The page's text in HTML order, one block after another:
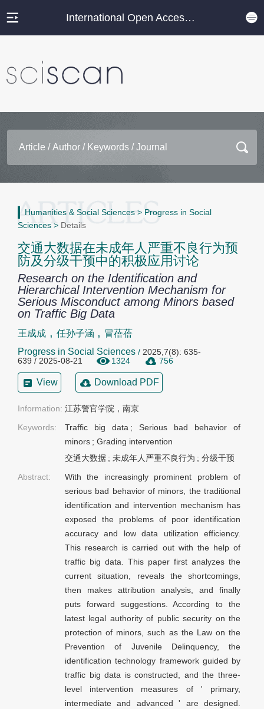
International Open Access Journal Platform
Humanities & Social Sciences > Progress in Social
Sciences > Details
交通大数据在未成年人严重不良行为预
防及分级干预中的积极应用讨论
Research on the Identification and
Hierarchical Intervention Mechanism for
Serious Misconduct among Minors based
on Traffic Big Data
王成成 , 任孙子涵 , 冒蓓蓓
Progress in Social Sciences / 2025,7(8): 635-
639 / 2025-08-21
1324 756
View Download PDF
Information: 江苏警官学院，南京
Keywords:
Traffic big data ; Serious bad behavior of
minors ; Grading intervention
交通大数据 ; 未成年人严重不良行为 ; 分级干预
Abstract:
With the increasingly prominent problem of
serious bad behavior of minors, the traditional
identification and intervention mechanism has
exposed the problems of poor identification
accuracy and low data utilization efficiency.
This research is carried out with the help of
traffic big data. This paper first analyzes the
current situation, reveals the shortcomings,
then makes attribution analysis, and finally
puts forward suggestions. According to the
latest legal authority of public security on the
protection of minors, such as the Law on the
Prevention of Juvenile Delinquency, the
identification technology framework guided by
traffic big data is constructed, and the three-
level intervention measures of ' primary,
intermediate and advanced ' are designed.